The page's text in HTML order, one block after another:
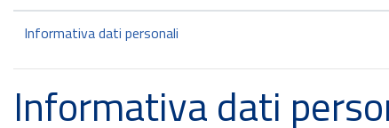
Informativa dati personali
Informativa dati